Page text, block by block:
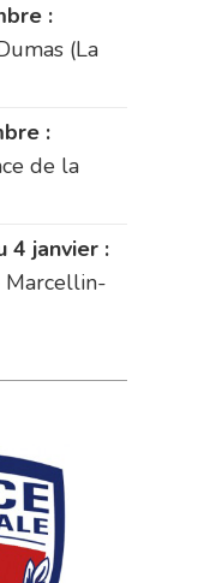
:
(La
:
de la
4 janvier :
Marcellin-